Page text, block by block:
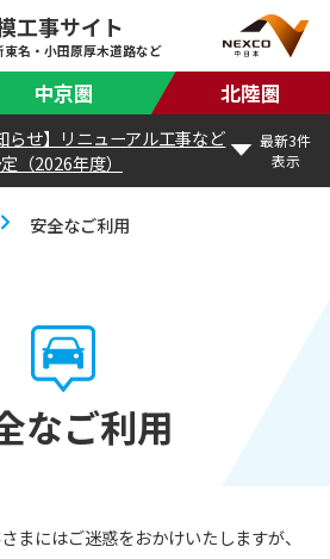
工事サイト
東名・小田原厚木道路など
中京圏 北陸圏
らせ】リニューアル工事など
（2026年度）
最新3件
表示
安全なご利用
なご利用
まにはご迷惑をおかけいたしますが、